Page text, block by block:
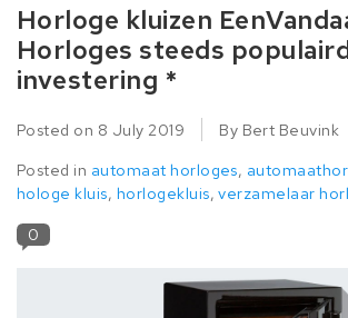
Horloge kluizen
Horloges steeds
investering *
Posted on 8 July 2019
By Bert Beuvink
Posted in automaat horloges,
hologe kluis, horlogekluis,verzamelaar
0